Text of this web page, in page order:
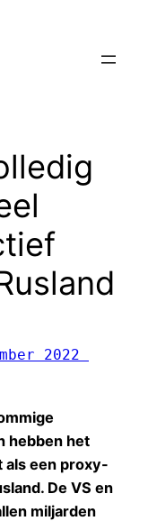
hebben het
als een proxy-
De VS en
miljarden